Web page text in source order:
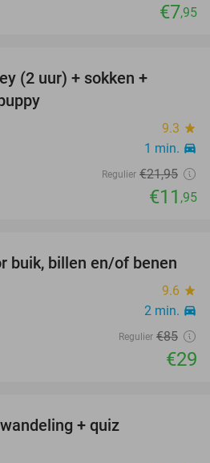
€7,95
(2 uur) + sokken +
9.3 star
1 min. directions_car
Regulier €21,95
€11 ,95
66%
buik, billen en/of benen
9.6 star
2 min. directions_car
Regulier €85
€29
+ quiz